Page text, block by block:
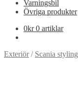
Varningsbil
Övriga produkter
0kr 0 artiklar
Exteriör/ Scania styling